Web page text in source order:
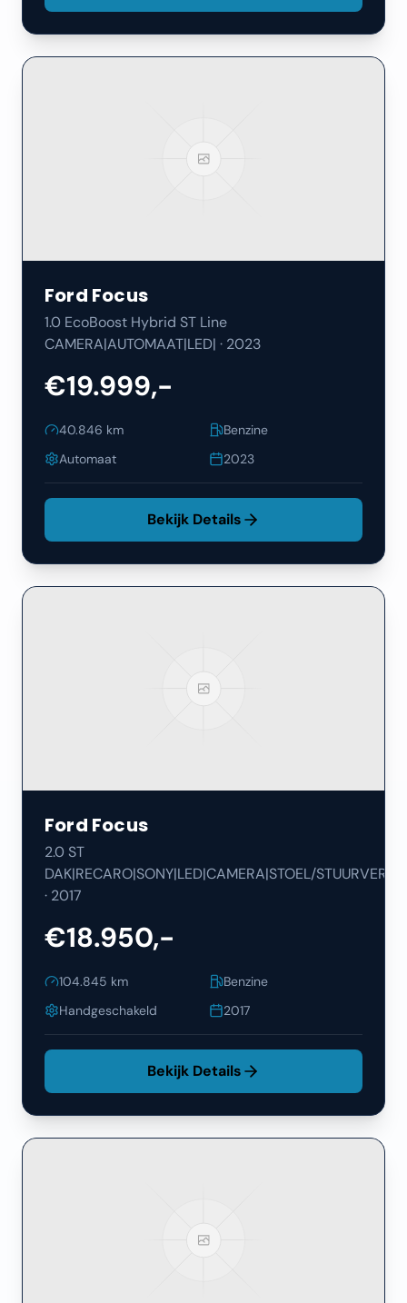
Ford Focus
1.0 EcoBoost Hybrid ST Line
CAMERA|AUTOMAAT|LED| · 2023
€19.999,-
40.846 km
Benzine
Automaat
2023
Bekijk Details
Ford Focus
2.0 ST
DAK|RECARO|SONY|LED|CAMERA|STOEL/STUURVERW|
· 2017
€18.950,-
104.845 km
Benzine
Handgeschakeld
2017
Bekijk Details